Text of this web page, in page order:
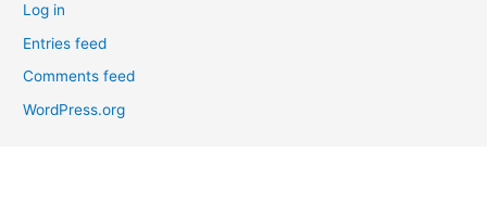
Log in
Entries feed
Comments feed
WordPress.org